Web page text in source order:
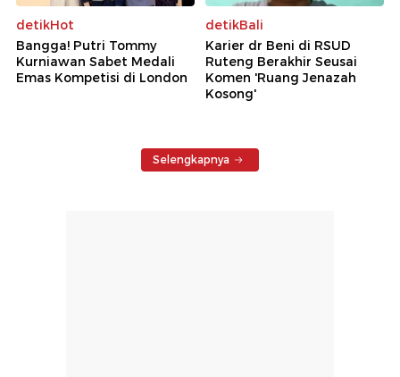
detikHot
Bangga! Putri Tommy
Kurniawan Sabet Medali
Emas Kompetisi di London
detikBali
Karier dr Beni di RSUD
Ruteng Berakhir Seusai
Komen 'Ruang Jenazah
Kosong'
Selengkapnya